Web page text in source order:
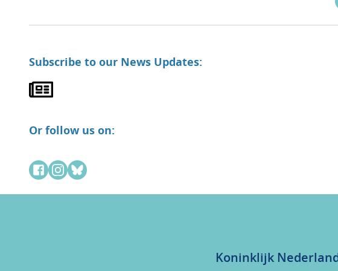
Subscribe to our News Updates:
Or follow us on:
Koninklijk